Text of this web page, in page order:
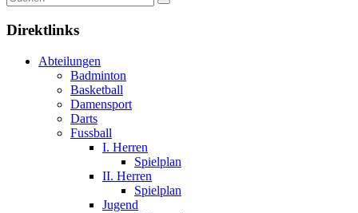
Direktlinks
Abteilungen
Badminton
Basketball
Damensport
Darts
Fussball
I. Herren
Spielplan
II. Herren
Spielplan
Jugend